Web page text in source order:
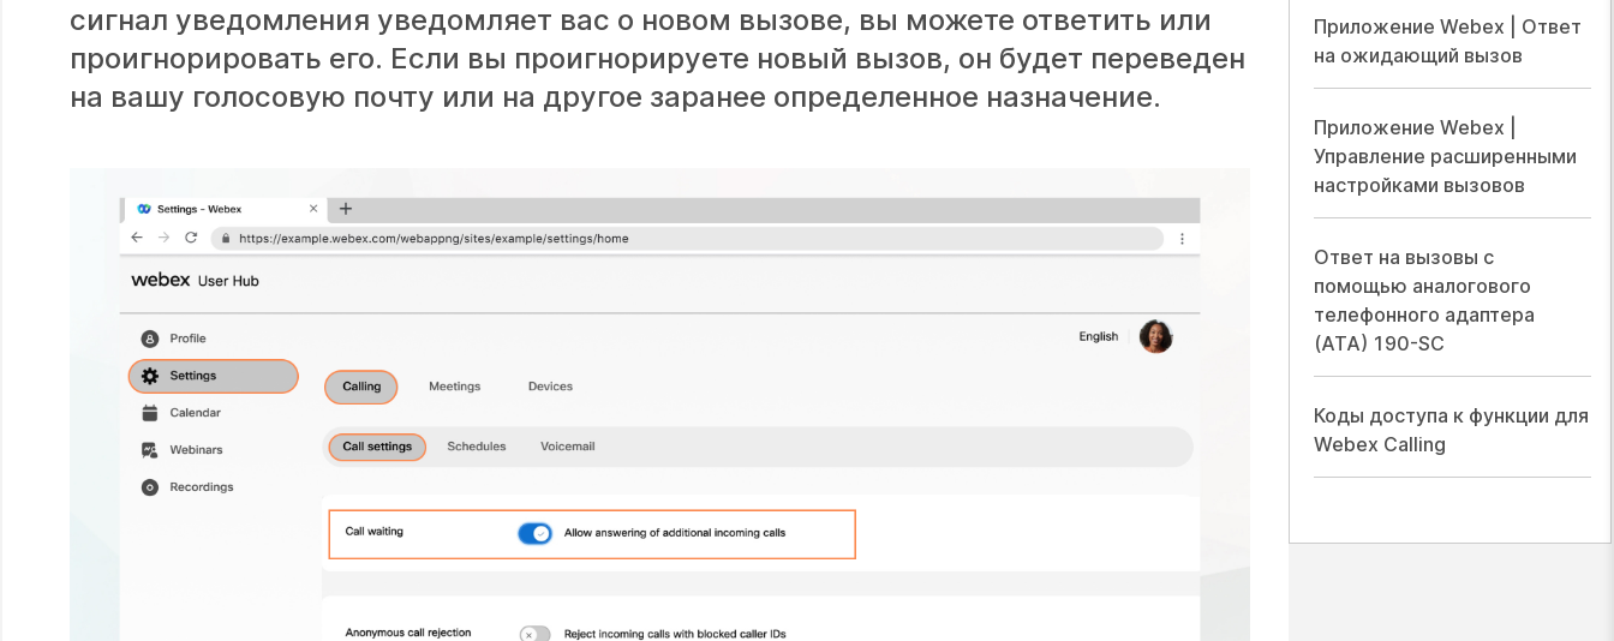
сигнал уведомления уведомляет вас о новом вызове, вы можете ответить или
проигнорировать его. Если вы проигнорируете новый вызов, он будет переведен
на вашу голосовую почту или на другое заранее определенное назначение.
Приложение Webex | Ответ
на ожидающий вызов
Приложение Webex |
Управление расширенными
настройками вызовов
Ответ на вызовы с
помощью аналогового
телефонного адаптера
(ATA) 190-SC
Коды доступа к функции для
Webex Calling